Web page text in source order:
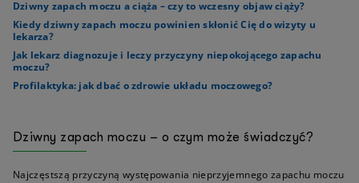
Dziwny zapach moczu a ciąża – czy to wczesny objaw ciąży?
Kiedy dziwny zapach moczu powinien skłonić Cię do wizyty u
lekarza?
Jak lekarz diagnozuje i leczy przyczyny niepokojącego zapachu
moczu?
Profilaktyka: jak dbać o zdrowie układu moczowego?
Dziwny zapach moczu – o czym może świadczyć?
Najczęstszą przyczyną występowania nieprzyjemnego zapachu moczu